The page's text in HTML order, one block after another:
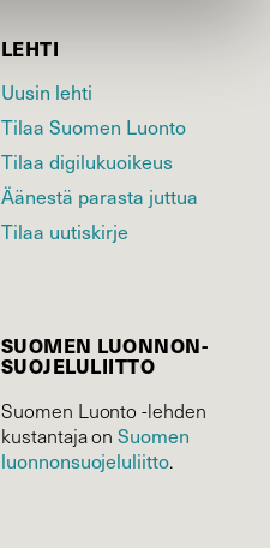
LEHTI
Uusin lehti
Tilaa Suomen Luonto
Tilaa digilukuoikeus
Äänestä parasta juttua
Tilaa uutiskirje
SUOMEN LUONNON­
SUOJELU­LIITTO
Suomen Luonto -lehden
kustantaja onSuomen
luonnonsuojelu­liitto.